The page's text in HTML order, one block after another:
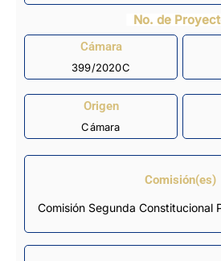
No. de
Cámara
399/2020C
Origen
Cámara
Comisión(es)
Comisión Segunda Constitucional